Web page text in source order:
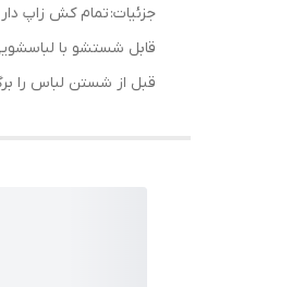
جزئیات: تمام کش زاپ
قابل شستشو با لباسشویی و
قبل از شستن لباس را